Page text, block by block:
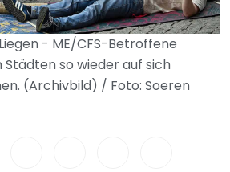
- ME/CFS-Betroffene
so wieder auf sich
(Archivbild) / Foto: Soeren